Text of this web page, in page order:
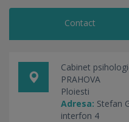
Contact
Cabinet
PRAHOVA
Ploiesti
Adresa: Stefan
interfon 4